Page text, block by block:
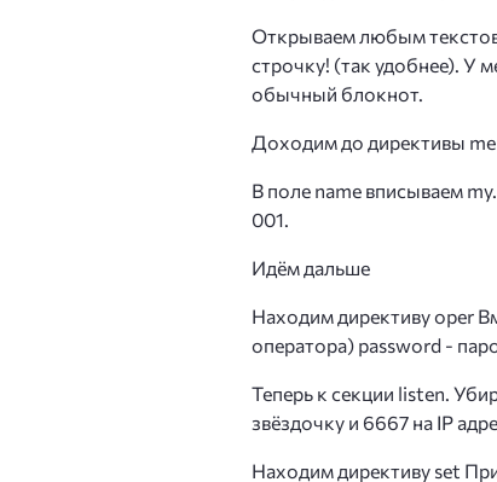
Открываем любым
строчку! (так удобнее). У
обычный блокнот.
Доходим до директивы me
В поле name вписываем
001.
Идём дальше
Находим директиву oper
оператора) password -
Теперь к секции listen.
звёздочку и 6667 на IP
Находим директиву set